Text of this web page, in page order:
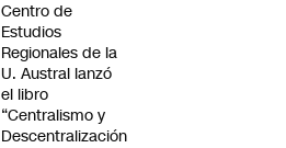
Centro de
Estudios
Regionales de la
U. Austral lanzó
el libro
“Centralismo y
Descentralización